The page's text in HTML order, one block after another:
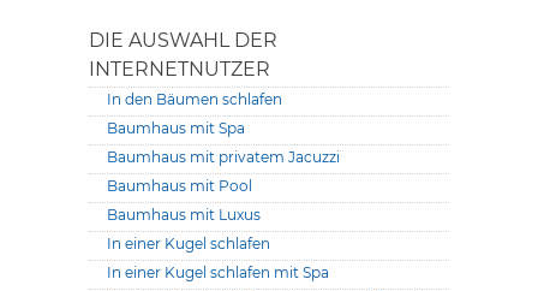
DIE AUSWAHL DER
INTERNETNUTZER
In den Bäumen schlafen
Baumhaus mit Spa
Baumhaus mit privatem Jacuzzi
Baumhaus mit Pool
Baumhaus mit Luxus
In einer Kugel schlafen
In einer Kugel schlafen mit Spa